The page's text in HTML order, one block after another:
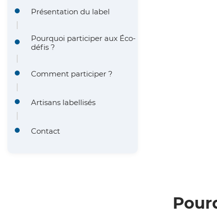
a
n
e
Présentation du label
Pourquoi participer aux Éco-
défis ?
Comment participer ?
Artisans labellisés
Contact